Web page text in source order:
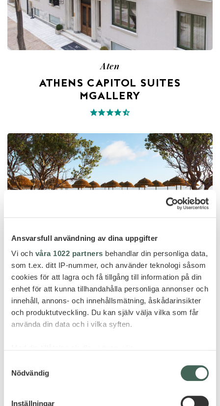
Ansvarsfull användning av dina uppgifter
Vi och våra 1022 partners behandlar din personliga data,
som t.ex. ditt IP-nummer, och använder teknologi såsom
cookies för att lagra och få tillgång till information på din
enhet för att kunna tillhandahålla personliga annonser och
innehåll, annons- och innehållsmätning, åskådarinsikter
och produktutveckling. Du kan själv välja vilka som får
använda din data och i vilka syften.
som kan ha en noggrannhet på upp till flera meter
Nödvändig
Inställningar
Aten
ATHENS CAPITOL SUITES
MGALLERY
Rhodos
AULŪS LINDOS RHODES